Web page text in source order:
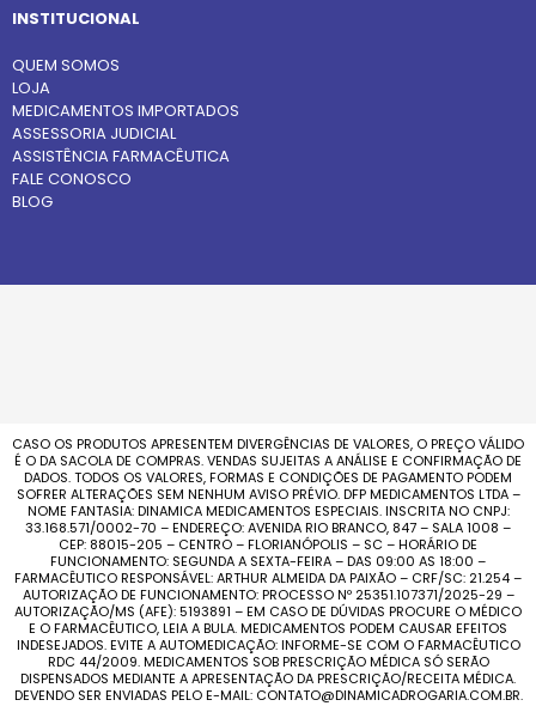
INSTITUCIONAL
QUEM SOMOS
LOJA
MEDICAMENTOS IMPORTADOS
ASSESSORIA JUDICIAL
ASSISTÊNCIA FARMACÊUTICA
FALE CONOSCO
BLOG
CASO OS PRODUTOS APRESENTEM DIVERGÊNCIAS DE VALORES, O PREÇO VÁLIDO
É O DA SACOLA DE COMPRAS. VENDAS SUJEITAS A ANÁLISE E CONFIRMAÇÃO DE
DADOS. TODOS OS VALORES, FORMAS E CONDIÇÕES DE PAGAMENTO PODEM
SOFRER ALTERAÇÕES SEM NENHUM AVISO PRÉVIO. DFP MEDICAMENTOS LTDA –
NOME FANTASIA: DINAMICA MEDICAMENTOS ESPECIAIS. INSCRITA NO CNPJ:
33.168.571/0002-70 – ENDEREÇO: AVENIDA RIO BRANCO, 847 – SALA 1008 –
CEP: 88015-205 – CENTRO – FLORIANÓPOLIS – SC – HORÁRIO DE
FUNCIONAMENTO: SEGUNDA A SEXTA-FEIRA – DAS 09:00 AS 18:00 –
FARMACÊUTICO RESPONSÁVEL: ARTHUR ALMEIDA DA PAIXÃO – CRF/SC: 21.254 –
AUTORIZAÇÃO DE FUNCIONAMENTO: PROCESSO Nº 25351.107371/2025-29 –
AUTORIZAÇÃO/MS (AFE): 5193891 – EM CASO DE DÚVIDAS PROCURE O MÉDICO
E O FARMACÊUTICO, LEIA A BULA. MEDICAMENTOS PODEM CAUSAR EFEITOS
INDESEJADOS. EVITE A AUTOMEDICAÇÃO: INFORME-SE COM O FARMACÊUTICO
RDC 44/2009. MEDICAMENTOS SOB PRESCRIÇÃO MÉDICA SÓ SERÃO
DISPENSADOS MEDIANTE A APRESENTAÇÃO DA PRESCRIÇÃO/RECEITA MÉDICA.
DEVENDO SER ENVIADAS PELO E-MAIL: CONTATO@DINAMICADROGARIA.COM.BR.